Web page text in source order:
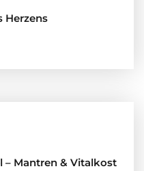
Herzens
– Mantren & Vitalkost